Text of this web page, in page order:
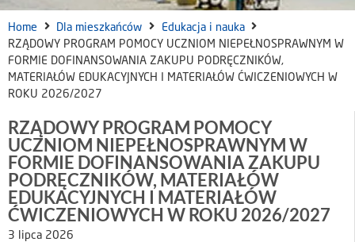
Home Dla mieszkańców
Edukacja i nauka
RZĄDOWY PROGRAM POMOCY UCZNIOM NIEPEŁNOSPRAWNYM W
FORMIE DOFINANSOWANIA ZAKUPU PODRĘCZNIKÓW,
MATERIAŁÓW EDUKACYJNYCH I MATERIAŁÓW ĆWICZENIOWYCH W
ROKU 2026/2027
RZĄDOWY PROGRAM POMOCY
UCZNIOM NIEPEŁNOSPRAWNYM W
FORMIE DOFINANSOWANIA ZAKUPU
PODRĘCZNIKÓW, MATERIAŁÓW
EDUKACYJNYCH I MATERIAŁÓW
ĆWICZENIOWYCH W ROKU 2026/2027
3 lipca 2026